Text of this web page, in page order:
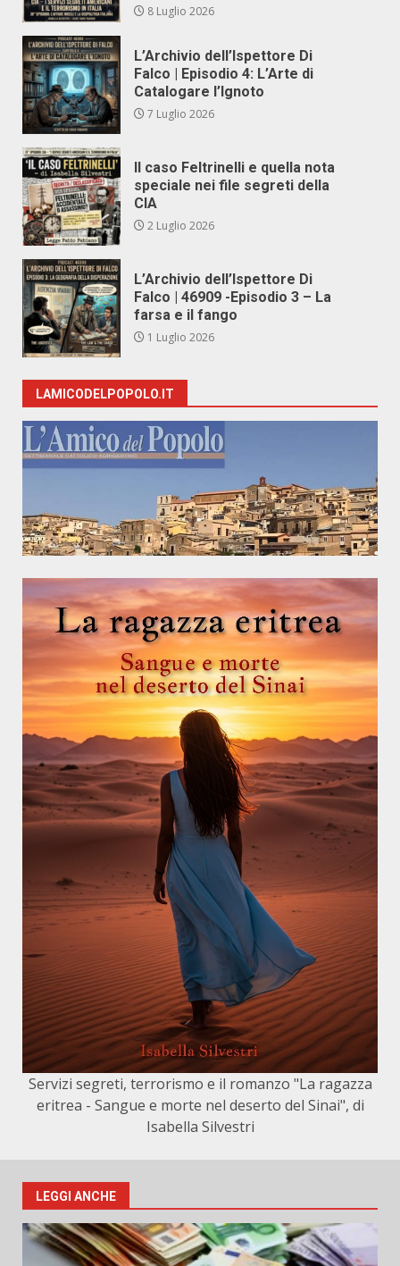
8 Luglio 2026
L’Archivio dell’Ispettore Di
Falco | Episodio 4: L’Arte di
Catalogare l’Ignoto
7 Luglio 2026
Il caso Feltrinelli e quella nota
speciale nei file segreti della
CIA
2 Luglio 2026
L’Archivio dell’Ispettore Di
Falco | 46909 -Episodio 3 – La
farsa e il fango
1 Luglio 2026
LAMICODELPOPOLO.IT
Servizi segreti, terrorismo e il romanzo "La ragazza
eritrea - Sangue e morte nel deserto del Sinai", di
Isabella Silvestri
LEGGI ANCHE